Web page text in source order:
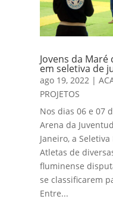
Jovens da
em seletiva de
ago 19, 2022 |
PROJETOS
Nos dias 06 e 07
Arena da
Janeiro, a
Atletas de
fluminense
se classificarem
Entre...